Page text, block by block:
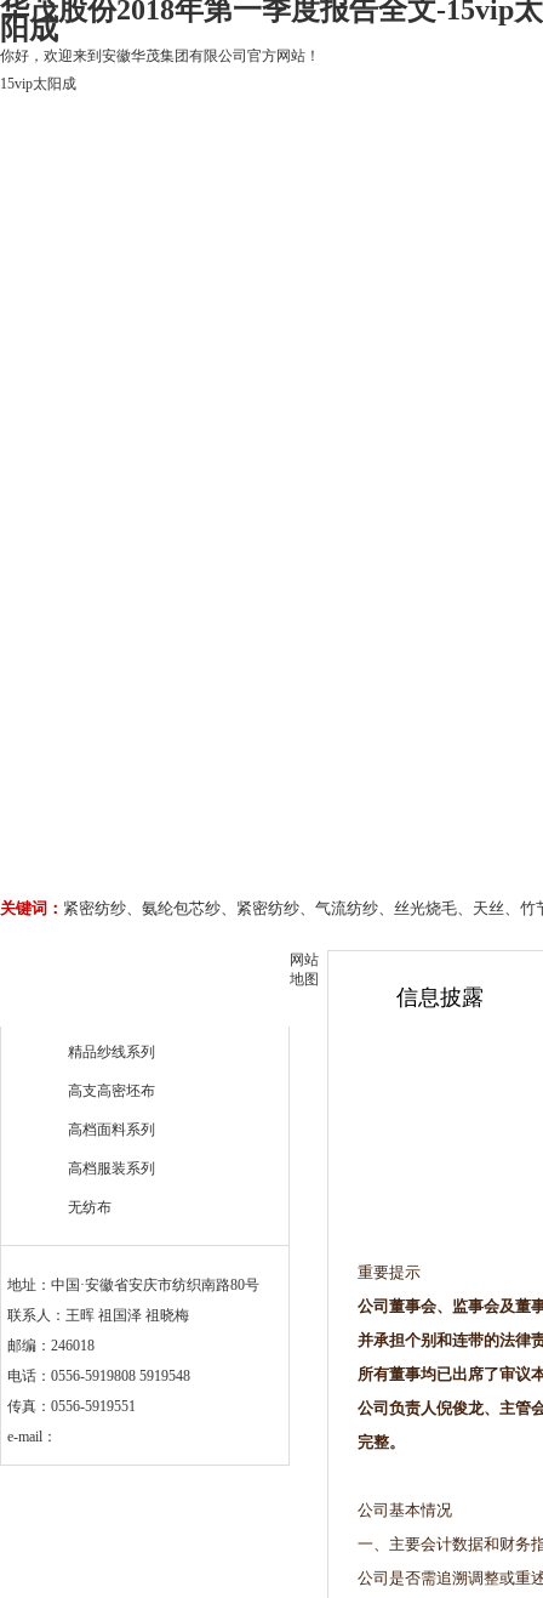
华茂股份2018年第一季度报告全文-15vip太
阳成
你好，欢迎来到安徽华茂集团有限公司官方网站！
15vip太阳成
关键词： 紧密纺纱、氨纶包芯纱、紧密纺纱、气流纺纱、丝光烧毛、天丝、
精品纱线系列
高支高密坯布
高档面料系列
高档服装系列
无纺布
地址：中国·安徽省安庆市纺织南路80号
联系人：王晖 祖国泽 祖晓梅
邮编：246018
电话：0556-5919808 5919548
传真：0556-5919551
e-mail：
信息披露
重要提示
公司董事会、监事会及董
并承担个别和连带的法律
所有董事均已出席了审议
公司负责人倪俊龙、主管
完整。
公司基本情况
一、主要会计数据和财务
公司是否需追溯调整或重
网站
地图